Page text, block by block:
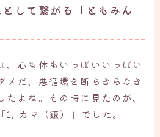
して繋がる「ともみん
、心も体もいっぱいいっぱい
メだ、悪循環を断ちきらなき
たよね。その時に見たのが、
カマ（鎌）」でした。